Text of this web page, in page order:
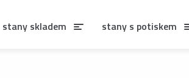
stany skladem stany s potiskem